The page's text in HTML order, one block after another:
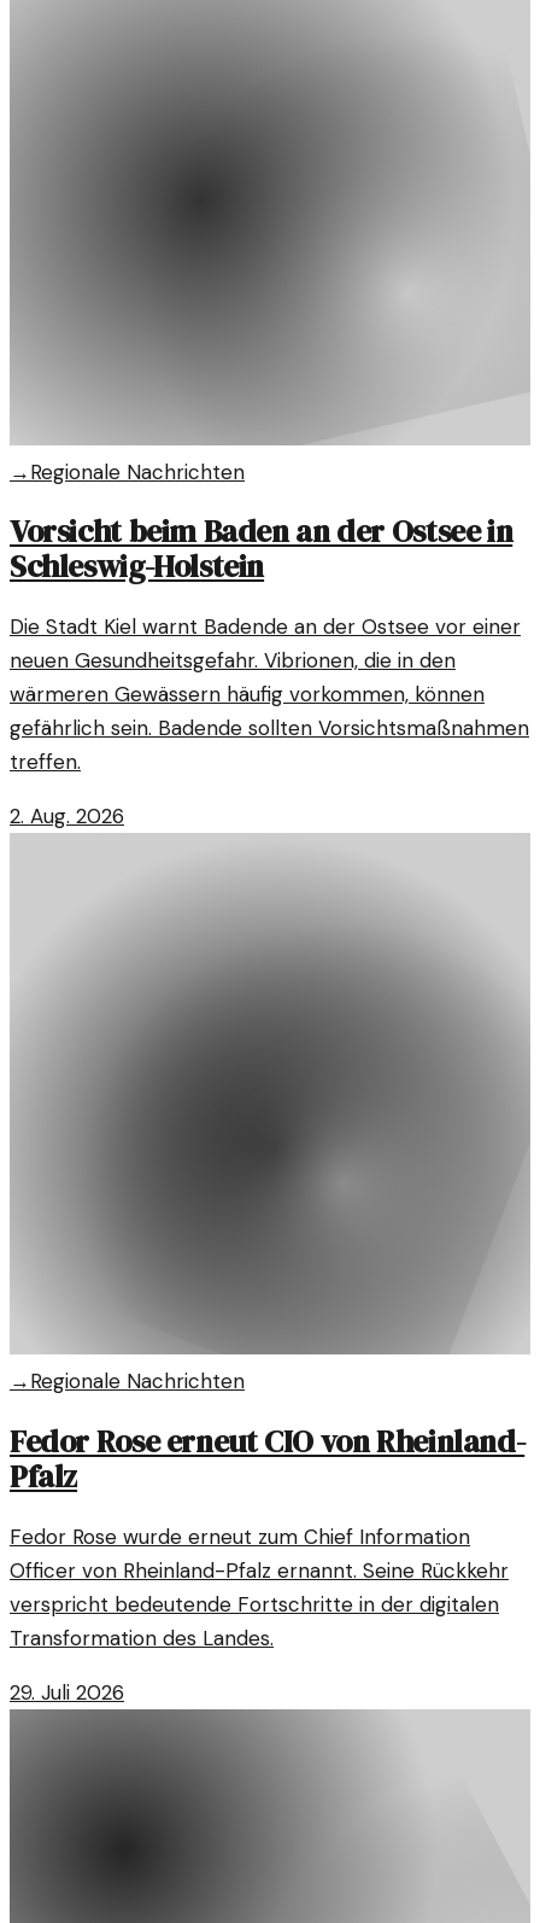
→Regionale Nachrichten
Vorsicht beim Baden an der Ostsee in
Schleswig-Holstein
Die Stadt Kiel warnt Badende an der Ostsee vor einer
neuen Gesundheitsgefahr. Vibrionen, die in den
wärmeren Gewässern häufig vorkommen, können
gefährlich sein. Badende sollten Vorsichtsmaßnahmen
treffen.
2. Aug. 2026
→Regionale Nachrichten
Fedor Rose erneut CIO von Rheinland-
Pfalz
Fedor Rose wurde erneut zum Chief Information
Officer von Rheinland-Pfalz ernannt. Seine Rückkehr
verspricht bedeutende Fortschritte in der digitalen
Transformation des Landes.
29. Juli 2026